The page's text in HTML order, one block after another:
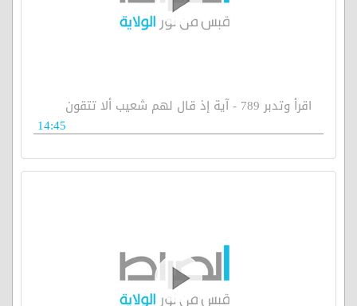
اقرأ وتدبر 789 - آية إذ قال لهم شعيب ألا تتقون
14:45